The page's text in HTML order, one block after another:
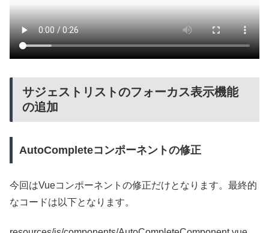
サジェストリストのフォーカス表示機能
の追加
AutoCompleteコンポーネントの修正
今回はVueコンポーネントの修正だけとなります。最終的
なコードは以下となります。